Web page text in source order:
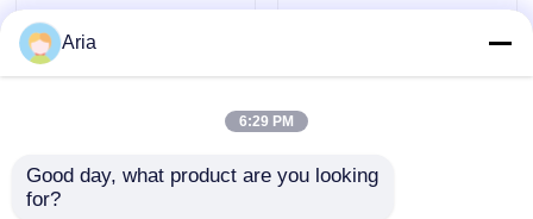
Nieuws
Pneumatische buisbevestigingen
3/4 inch BSP draad
Aria
6:29 PM
Good day, what product are you looking
for?